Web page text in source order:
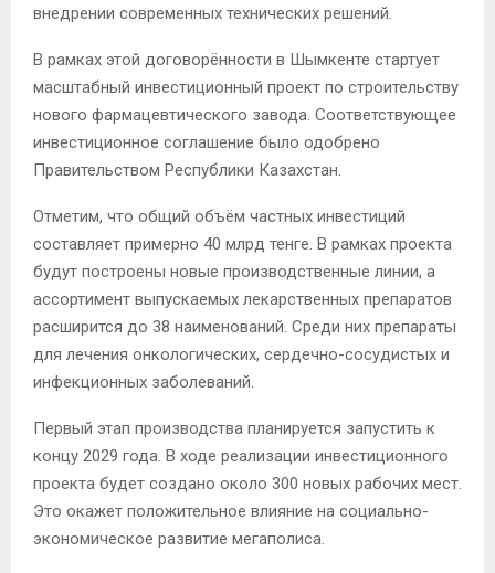
внедрении современных технических решений.
В рамках этой договорённости в Шымкенте стартует
масштабный инвестиционный проект по строительству
нового фармацевтического завода. Соответствующее
инвестиционное соглашение было одобрено
Правительством Республики Казахстан.
Отметим, что общий объём частных инвестиций
составляет примерно 40 млрд тенге. В рамках проекта
будут построены новые производственные линии, а
ассортимент выпускаемых лекарственных препаратов
расширится до 38 наименований. Среди них препараты
для лечения онкологических, сердечно-сосудистых и
инфекционных заболеваний.
Первый этап производства планируется запустить к
концу 2029 года. В ходе реализации инвестиционного
проекта будет создано около 300 новых рабочих мест.
Это окажет положительное влияние на социально-
экономическое развитие мегаполиса.